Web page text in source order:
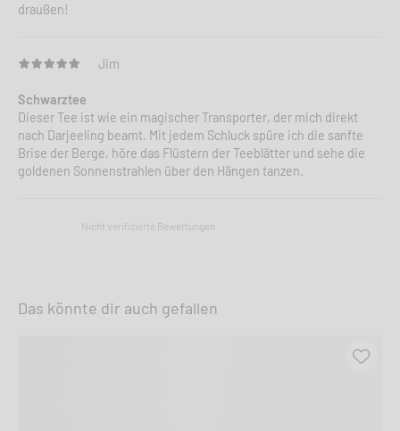
draußen!
Jim
Schwarztee
Dieser Tee ist wie ein magischer Transporter, der mich direkt
nach Darjeeling beamt. Mit jedem Schluck spüre ich die sanfte
Brise der Berge, höre das Flüstern der Teeblätter und sehe die
goldenen Sonnenstrahlen über den Hängen tanzen.
Nicht verifizierte Bewertungen
Das könnte dir auch gefallen